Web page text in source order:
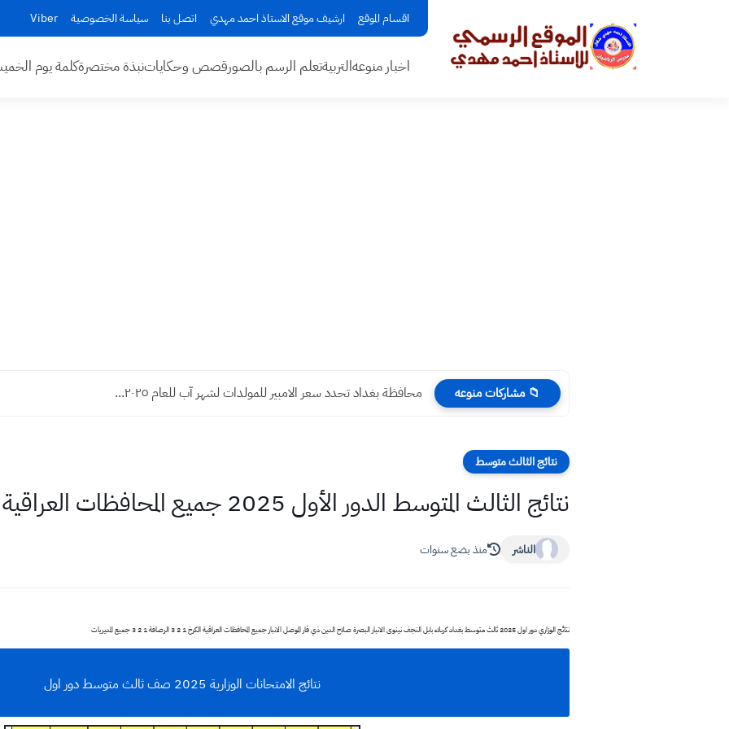
اقسام الموقع ارشيف موقع الاستاذ احمد مهدي اتصل بنا سياسة الخصوصية Viber
اخبار منوعهالتربيةتعلم الرسم بالصورقصص وحكاياتنبذة مختصرةكلمة يوم
📁 مشاركات منوعه محافظة بغداد تحدد سعر الامبير للمولدات لشهر آب للعام ٢٠٢٥...
نتائج الثالث متوسط
نتائج الثالث المتوسط الدور الأول 2025 جميع المحافظات العراقية
الناشر منذ بضع سنوات
نتائج الوزاري دور اول 2025 ثالث متوسط بغداد كربلاء بابل النجف نينوى الانبار البصرة صلاح الدين ذي قار الموصل الانبار جميع المحافظات العراقية الكرخ 1 2 3 الرصافة 1 2 3 جميع المديريات
نتائج الامتحانات الوزارية 2025 صف ثالث متوسط دور اول